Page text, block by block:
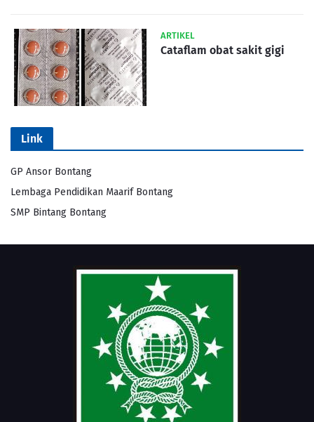
ARTIKEL
Cataflam obat sakit gigi
Link
GP Ansor Bontang
Lembaga Pendidikan Maarif Bontang
SMP Bintang Bontang